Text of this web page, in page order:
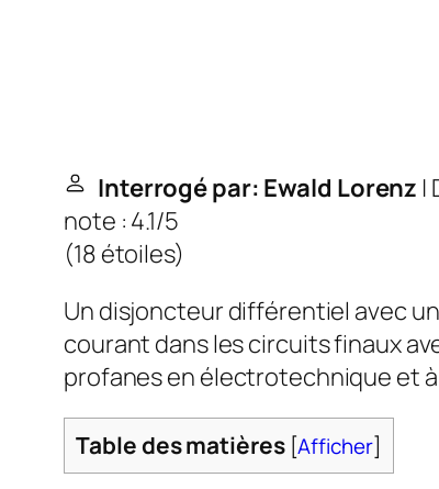
Interrogé par: Ewald Lorenz |
note : 4.1/5
(18 étoiles)
Un disjoncteur différentiel avec
courant dans les circuits finaux
profanes en électrotechnique et
Table des matières [Afficher]